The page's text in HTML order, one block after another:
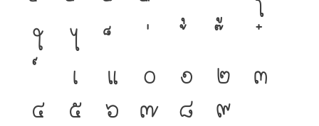
ใ
ไ
เ
แ ๐ ๑ ๒
๓
๔
๕ ๖ ๗ ๘ ๙